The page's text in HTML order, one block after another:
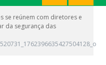
se reúnem com diretores e
da segurança das